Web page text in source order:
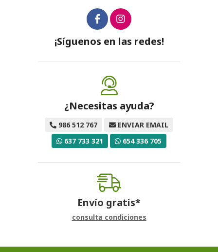
¡Síguenos en las redes!
¿Necesitas ayuda?
986 512 767
ENVIAR EMAIL
637 733 321
654 336 705
Envío gratis*
consulta condiciones